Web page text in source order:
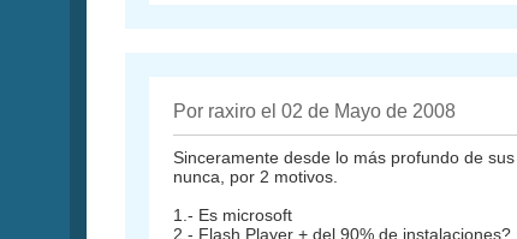
Por raxiro el 02 de Mayo de 2008
Sinceramente desde lo más profundo de
nunca, por 2 motivos.
1.- Es microsoft
2.- Flash Player + del 90% de instalaciones?